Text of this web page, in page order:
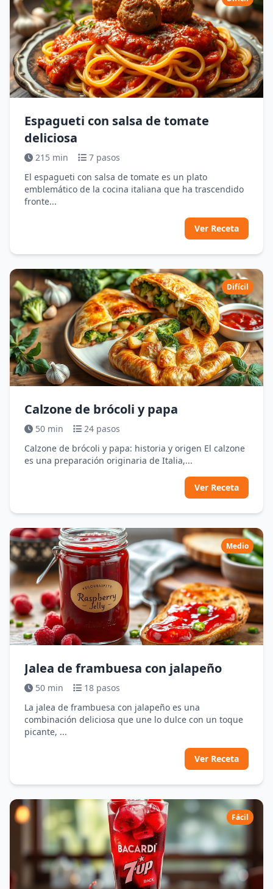
Espagueti con salsa de tomate
deliciosa
215 min
7 pasos
El espagueti con salsa de tomate es un plato
emblemático de la cocina italiana que ha trascendido
fronte...
Ver Receta
Difícil
Calzone de brócoli y papa
50 min
24 pasos
Calzone de brócoli y papa: historia y origen El calzone
es una preparación originaria de Italia,...
Ver Receta
Medio
Jalea de frambuesa con jalapeño
50 min
18 pasos
La jalea de frambuesa con jalapeño es una
combinación deliciosa que une lo dulce con un toque
picante, ...
Ver Receta
Fácil